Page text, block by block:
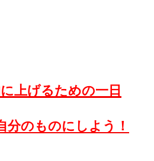
上げるための一日
分のものにしよう！